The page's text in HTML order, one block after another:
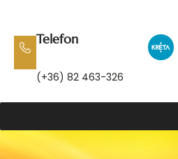
Telefon
(+36) 82 463-326